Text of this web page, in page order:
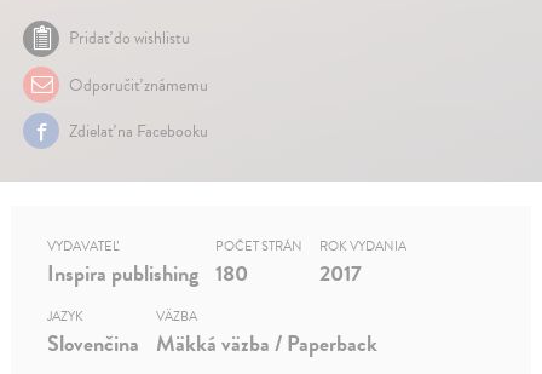
Pridať do wishlistu
Odporučiť známemu
Zdielať na Facebooku
VYDAVATEĽ
Inspira publishing
POČET STRÁN
180
ROK VYDANIA
2017
JAZYK
Slovenčina
VÄZBA
Mäkká väzba / Paperback